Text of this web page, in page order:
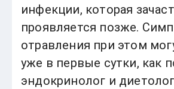
инфекции, которая
проявляется позже.
отравления при этом
уже в первые сутки, как
эндокринолог и